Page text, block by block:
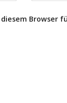
Browser